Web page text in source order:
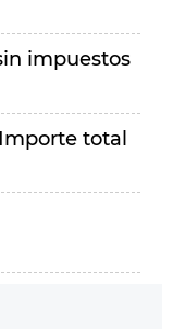
impuestos
total